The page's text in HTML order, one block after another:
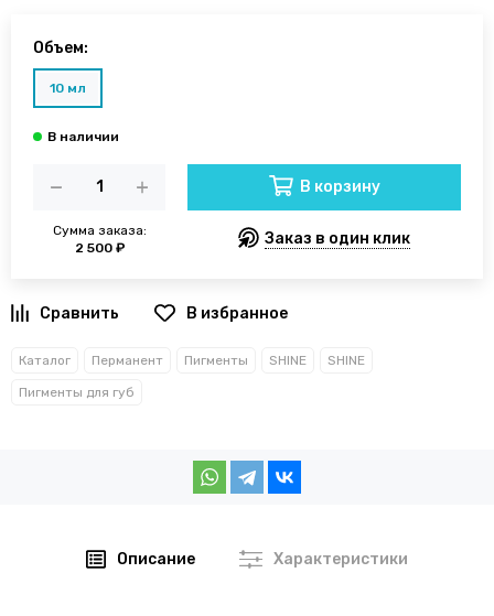
Объем:
10 мл
Сумма заказа:
2 500 ₽
В корзину
Заказ в один клик
В избранное
Каталог Перманент Пигменты SHINE SHINE
Пигменты для губ
Описание Характеристики